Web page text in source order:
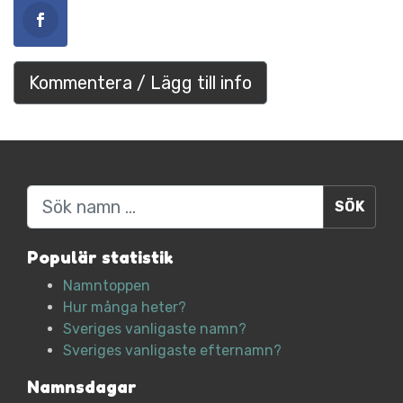
Kommentera / Lägg till info
Sök
Populär statistik
Namntoppen
Hur många heter?
Sveriges vanligaste namn?
Sveriges vanligaste efternamn?
Namnsdagar